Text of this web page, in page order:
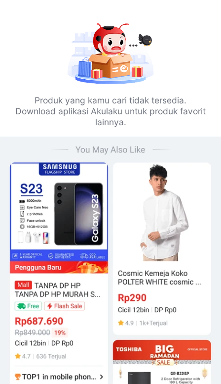
Produk yang kamu cari tidak tersedia.
Download aplikasi Akulaku untuk produk favorit
lainnya.